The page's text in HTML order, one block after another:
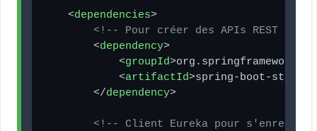
<dependencies>
<!-- Pour créer des APIs REST -->
<dependency>
<groupId>
<artifactId>spring-boot-
</dependency>
<!-- Client Eureka pour